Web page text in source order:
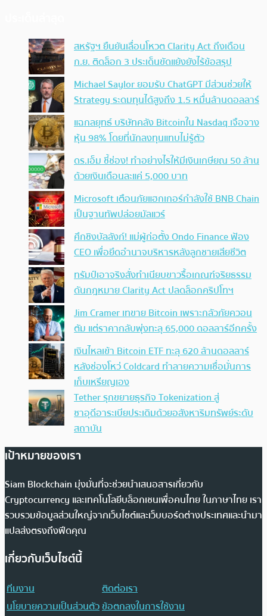
สหรัฐฯ ยืนยันเลื่อนโหวต Clarity Act ถึงเดือน
ก.ย. ติดล็อก 3 ประเด็นขัดแย้งยังไร้ข้อสรุป
Michael Saylor ยอมรับ ChatGPT มีส่วนช่วยให้
Strategy ระดมทุนได้สูงถึง 1.5 หมื่นล้านดอลลาร์
แฉกลยุทธ์ บริษัทคลัง Bitcoinใน Nasdaq เจือจาง
หุ้น 98% โดยที่นักลงทุนแทบไม่รู้ตัว
ดร.เอ็ม ชี้ช่อง! ทำอย่างไรให้มีเงินเกษียณ 50 ล้าน
ด้วยเงินเดือนละแค่ 5,000 บาท
Microsoft เตือนภัยแฮกเกอร์กำลังใช้ BNB Chain
เป็นฐานทัพปล่อยมัลแวร์
ศึกชิงบัลลังก์! แม่ผู้ก่อตั้ง Ondo Finance ฟ้อง
CEO เพื่อยึดอำนาจบริหารหลังลูกชายเสียชีวิต
ทรัมป์เอาจริง สั่งทำเนียบขาวรื้อเกณฑ์จริยธรรม
ดันกฎหมาย Clarity Act ปลดล็อกคริปโทฯ
Jim Cramer เทขาย Bitcoin เพราะกลัวภัยควอน
ตัม แต่ราคากลับพุ่งทะลุ 65,000 ดอลลาร์อีกครั้ง
เงินไหลเข้า Bitcoin ETF ทะลุ 620 ล้านดอลลาร์
หลังช่องโหว่ Coldcard ทำลายความเชื่อมั่นการ
เก็บเหรียญเอง
Tether รุกขยายธุรกิจ Tokenization สู่
ซาอุดีอาระเบียประเดิมด้วยอสังหาริมทรัพย์ระดับ
สถาบัน
เป้าหมายของเรา
Siam Blockchain มุ่งมั่นที่จะช่วยนำเสนอสารเกี่ยวกับ
Cryptocurrency และเทคโนโลยีบล็อกเชนเพื่อคนไทย ในภาษาไทย เรา
รวบรวมข้อมูลส่วนใหญ่จากเว็บไซต์และเว็บบอร์ดต่างประเทศและนำมา
แปลส่งตรงถึงฟีดคุณ
เกี่ยวกับเว็บไซต์นี้
ทีมงาน
ติดต่อเรา
นโยบายความเป็นส่วนตัวข้อตกลงในการใช้งาน